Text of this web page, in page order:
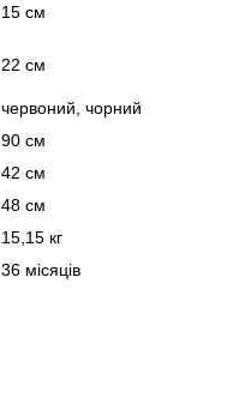
15 см
22 см
червоний, чорний
90 см
42 см
48 см
15,15 кг
36 місяців